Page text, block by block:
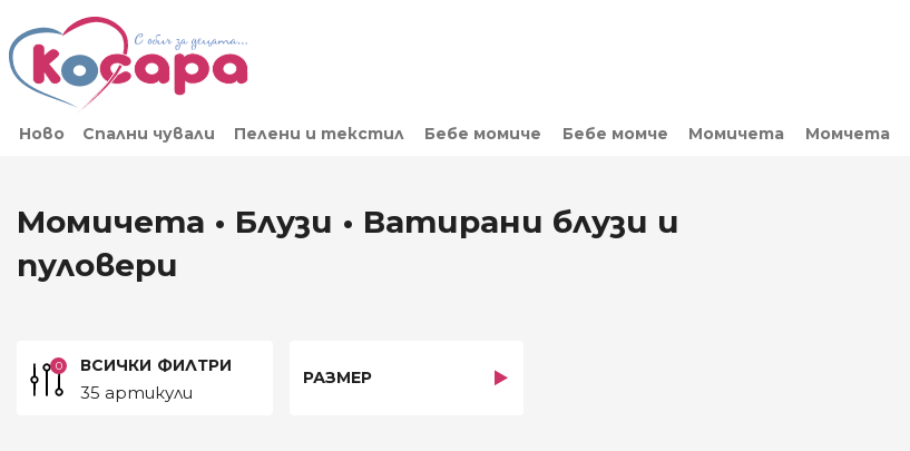
Ново Спални чували Пелени и текстил Бебе момиче Бебе момче Момичета Момчета
Момичета • Блузи • Ватирани блузи и
пуловери
0 ВСИЧКИ ФИЛТРИ
35 артикули
РАЗМЕР